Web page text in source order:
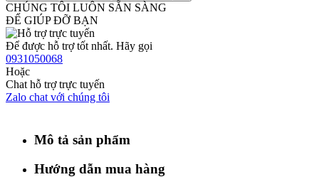
CHÚNG TÔI LUÔN SẴN SÀNG
ĐỂ GIÚP ĐỠ BẠN
Để được hỗ trợ tốt nhất. Hãy gọi
0931050068
Hoặc
Chat hỗ trợ trực tuyến
Zalo chat với chúng tôi
Mô tả sản phẩm
Hướng dẫn mua hàng